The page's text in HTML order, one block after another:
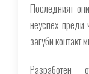
Последният
неуспех преди
загуби контакт
Разработен